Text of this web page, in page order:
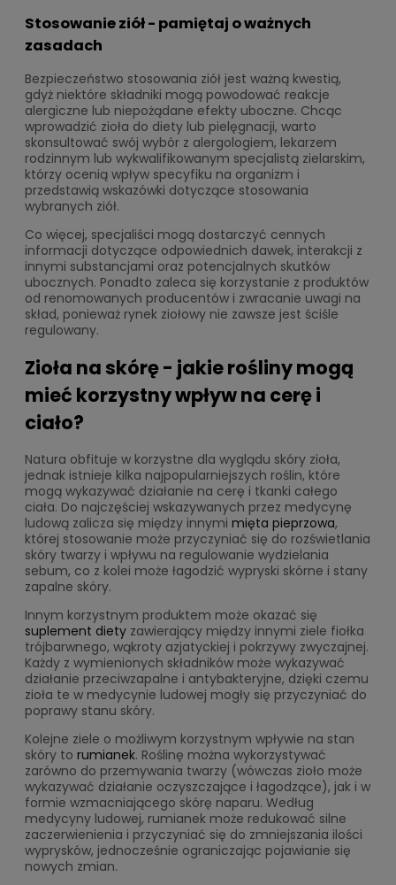
Stosowanie ziół - pamiętaj o ważnych
zasadach
Bezpieczeństwo stosowania ziół jest ważną kwestią,
gdyż niektóre składniki mogą powodować reakcje
alergiczne lub niepożądane efekty uboczne. Chcąc
wprowadzić zioła do diety lub pielęgnacji, warto
skonsultować swój wybór z alergologiem, lekarzem
rodzinnym lub wykwalifikowanym specjalistą zielarskim,
którzy ocenią wpływ specyfiku na organizm i
przedstawią wskazówki dotyczące stosowania
wybranych ziół.
Co więcej, specjaliści mogą dostarczyć cennych
informacji dotyczące odpowiednich dawek, interakcji z
innymi substancjami oraz potencjalnych skutków
ubocznych. Ponadto zaleca się korzystanie z produktów
od renomowanych producentów i zwracanie uwagi na
skład, ponieważ rynek ziołowy nie zawsze jest ściśle
regulowany.
Zioła na skórę - jakie rośliny mogą
mieć korzystny wpływ na cerę i
ciało?
Natura obfituje w korzystne dla wyglądu skóry zioła,
jednak istnieje kilka najpopularniejszych roślin, które
mogą wykazywać działanie na cerę i tkanki całego
ciała. Do najczęściej wskazywanych przez medycynę
ludową zalicza się między innymi mięta pieprzowa,
której stosowanie może przyczyniać się do rozświetlania
skóry twarzy i wpływu na regulowanie wydzielania
sebum, co z kolei może łagodzić wypryski skórne i stany
zapalne skóry.
Innym korzystnym produktem może okazać się
suplement diety zawierający między innymi ziele fiołka
trójbarwnego, wąkroty azjatyckiej i pokrzywy zwyczajnej.
Każdy z wymienionych składników może wykazywać
działanie przeciwzapalne i antybakteryjne, dzięki czemu
zioła te w medycynie ludowej mogły się przyczyniać do
poprawy stanu skóry.
Kolejne ziele o możliwym korzystnym wpływie na stan
skóry to rumianek. Roślinę można wykorzystywać
zarówno do przemywania twarzy (wówczas zioło może
wykazywać działanie oczyszczające i łagodzące), jak i w
formie wzmacniającego skórę naparu. Według
medycyny ludowej, rumianek może redukować silne
zaczerwienienia i przyczyniać się do zmniejszania ilości
wyprysków, jednocześnie ograniczając pojawianie się
nowych zmian.